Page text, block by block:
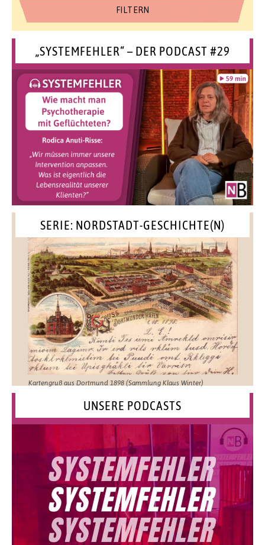
„SYSTEMFEHLER“ – DER PODCAST #29
SERIE: NORDSTADT-GESCHICHTE(N)
Kartengruß aus Dortmund 1898 (Sammlung Klaus Winter)
UNSERE PODCASTS